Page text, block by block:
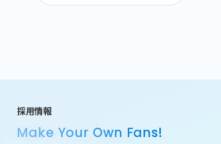
採用情報
Make Your Own Fans!